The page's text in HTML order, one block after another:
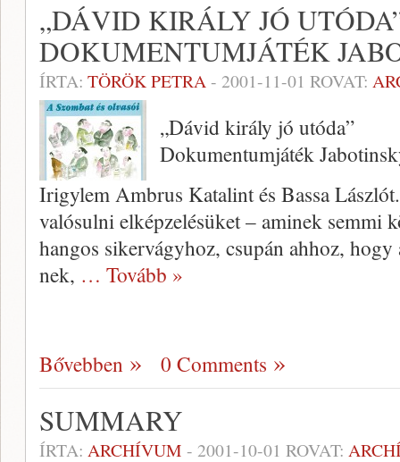
„DÁVID KIRÁLY JÓ
DOKUMENTUMJÁTÉK
ÍRTA: TÖRÖK PETRA- 2001-11-01 ROVAT:
„Dávid király jó utóda”
Dokumentumjáték
Irigylem Ambrus Katalint és Bassa
valósulni elképzelésüket – aminek semmi
hangos sikervágyhoz, csupán ahhoz,
nek, … Tovább »
Bővebben 0 Comments
SUMMARY
ÍRTA: ARCHÍVUM - 2001-10-01 ROVAT: